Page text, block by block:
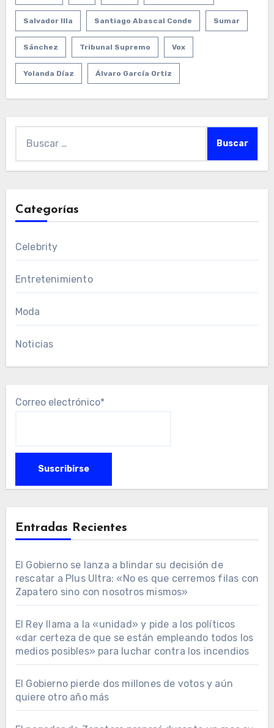
Salvador Illa Santiago Abascal Conde Sumar
Sánchez Tribunal Supremo Vox
Yolanda Díaz Álvaro García Ortiz
Categorías
Celebrity
Entretenimiento
Moda
Noticias
Correo electrónico*
Entradas Recientes
El Gobierno se lanza a blindar su decisión de
rescatar a Plus Ultra: «No es que cerremos filas con
Zapatero sino con nosotros mismos»
El Rey llama a la «unidad» y pide a los políticos
«dar certeza de que se están empleando todos los
medios posibles» para luchar contra los incendios
El Gobierno pierde dos millones de votos y aún
quiere otro año más